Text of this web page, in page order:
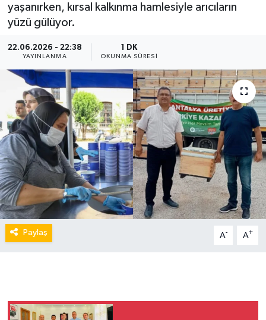
yaşanırken, kırsal kalkınma hamlesiyle arıcıların
yüzü gülüyor.
22.06.2026 - 22:38
YAYINLANMA
1 DK
OKUNMA SÜRESI
Paylaş A- A+
Ekonomi
Haber Arşivi